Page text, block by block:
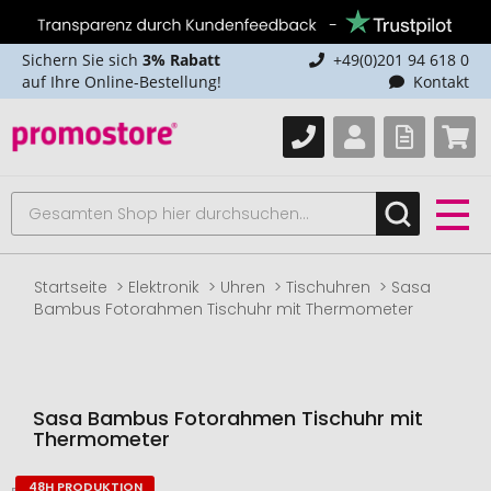
Sichern Sie sich 3% Rabatt
auf Ihre Online-Bestellung!
+49(0)201 94 618 0
Kontakt
Startseite Elektronik Uhren Tischuhren
Sasa
Bambus Fotorahmen Tischuhr mit Thermometer
Sasa Bambus Fotorahmen Tischuhr mit
Thermometer
48H PRODUKTION